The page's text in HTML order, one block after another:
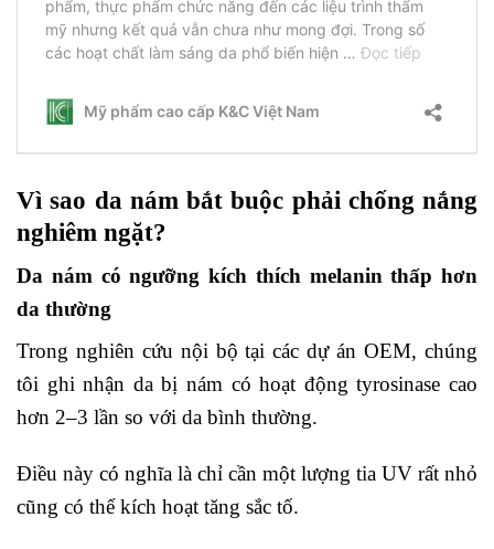
Vì sao da nám bắt buộc phải chống nắng
nghiêm ngặt?
Da nám có ngưỡng kích thích melanin thấp hơn
da thường
Trong nghiên cứu nội bộ tại các dự án OEM, chúng
tôi ghi nhận da bị nám có hoạt động tyrosinase cao
hơn 2–3 lần so với da bình thường.
Điều này có nghĩa là chỉ cần một lượng tia UV rất nhỏ
cũng có thể kích hoạt tăng sắc tố.